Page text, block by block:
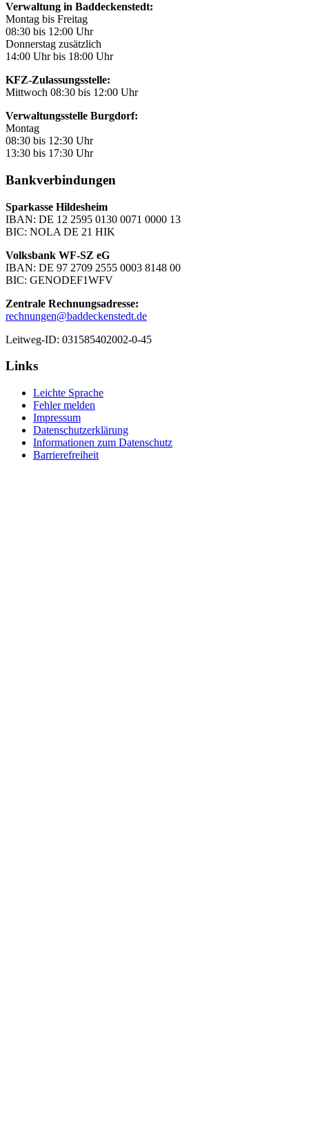
Verwaltung in Baddeckenstedt:
Montag bis Freitag
08:30 bis 12:00 Uhr
Donnerstag zusätzlich
14:00 Uhr bis 18:00 Uhr
KFZ-Zulassungsstelle:
Mittwoch 08:30 bis 12:00 Uhr
Verwaltungsstelle Burgdorf:
Montag
08:30 bis 12:30 Uhr
13:30 bis 17:30 Uhr
Bankverbindungen
Sparkasse Hildesheim
IBAN: DE 12 2595 0130 0071 0000 13
BIC: NOLA DE 21 HIK
Volksbank WF-SZ eG
IBAN: DE 97 2709 2555 0003 8148 00
BIC: GENODEF1WFV
Zentrale Rechnungsadresse:
rechnungen@baddeckenstedt.de
Leitweg-ID: 031585402002-0-45
Links
Leichte Sprache
Fehler melden
Impressum
Datenschutzerklärung
Informationen zum Datenschutz
Barrierefreiheit